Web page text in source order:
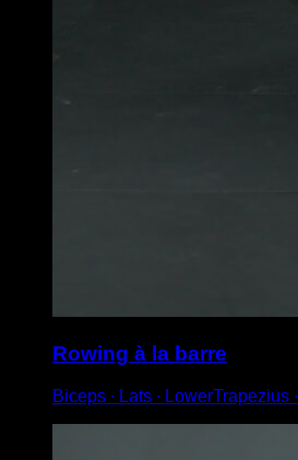
Rowing à la barre
Biceps ∙ Lats ∙ LowerTrapezius